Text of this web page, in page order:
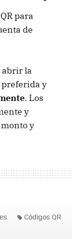
para
de
abrir la
preferida y
. Los
y
y
Códigos QR